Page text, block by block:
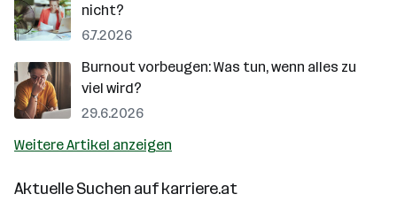
nicht?
6.7.2026
Burnout vorbeugen: Was tun, wenn alles zu
viel wird?
29.6.2026
Weitere Artikel anzeigen
Aktuelle Suchen aufkarriere.at